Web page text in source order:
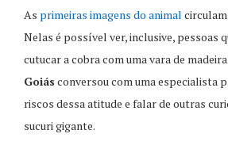
As primeiras imagens do animal circulam
Nelas é possível ver, inclusive, pessoas
cutucar a cobra com uma vara de
Goiás conversou com uma especialista
riscos dessa atitude e falar de outras
sucuri gigante.